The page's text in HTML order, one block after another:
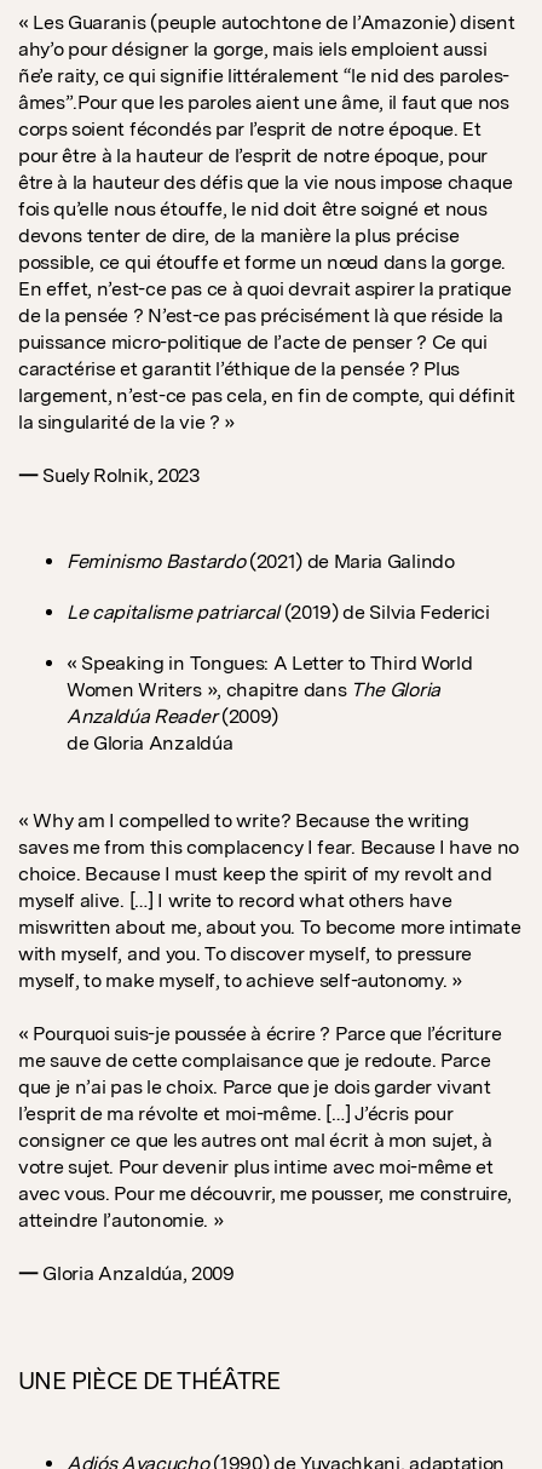
« Les Guaranis (peuple autochtone de l’Amazonie) disent
ahy’o pour désigner la gorge, mais iels emploient aussi
ñe’e raity, ce qui signifie littéralement “le nid des paroles-
âmes”.Pour que les paroles aient une âme, il faut que nos
corps soient fécondés par l’esprit de notre époque. Et
pour être à la hauteur de l’esprit de notre époque, pour
être à la hauteur des défis que la vie nous impose chaque
fois qu’elle nous étouffe, le nid doit être soigné et nous
devons tenter de dire, de la manière la plus précise
possible, ce qui étouffe et forme un nœud dans la gorge.
En effet, n’est-ce pas ce à quoi devrait aspirer la pratique
de la pensée ? N’est-ce pas précisément là que réside la
puissance micro-politique de l’acte de penser ? Ce qui
caractérise et garantit l’éthique de la pensée ? Plus
largement, n’est-ce pas cela, en fin de compte, qui définit
la singularité de la vie ? »
— Suely Rolnik, 2023
Feminismo Bastardo(2021) de Maria Galindo
Le capitalisme patriarcal(2019) de Silvia Federici
« Speaking in Tongues: A Letter to Third World
Women Writers », chapitre dans The Gloria
Anzaldúa Reader(2009)
de Gloria Anzaldúa
« Why am I compelled to write? Because the writing
saves me from this complacency I fear. Because I have no
choice. Because I must keep the spirit of my revolt and
myself alive. […] I write to record what others have
miswritten about me, about you. To become more intimate
with myself, and you. To discover myself, to pressure
myself, to make myself, to achieve self-autonomy. »
« Pourquoi suis-je poussée à écrire ? Parce que l’écriture
me sauve de cette complaisance que je redoute. Parce
que je n’ai pas le choix. Parce que je dois garder vivant
l’esprit de ma révolte et moi-même. […] J’écris pour
consigner ce que les autres ont mal écrit à mon sujet, à
votre sujet. Pour devenir plus intime avec moi-même et
avec vous. Pour me découvrir, me pousser, me construire,
atteindre l’autonomie. »
—Gloria Anzaldúa, 2009
UNE PIÈCE DE THÉÂTRE
Adiós Ayacucho(1990) de Yuyachkani, adaptation